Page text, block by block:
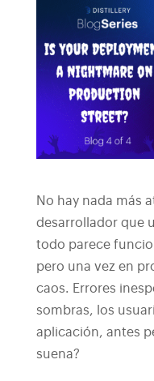
No hay nada más
desarrollador que
todo parece
pero una vez en
caos. Errores
sombras, los
aplicación, antes
suena?